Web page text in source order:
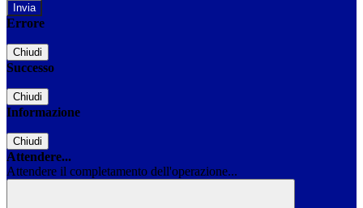
Errore
Chiudi
Successo
Chiudi
Informazione
Chiudi
Attendere...
Attendere il completamento dell'operazione...